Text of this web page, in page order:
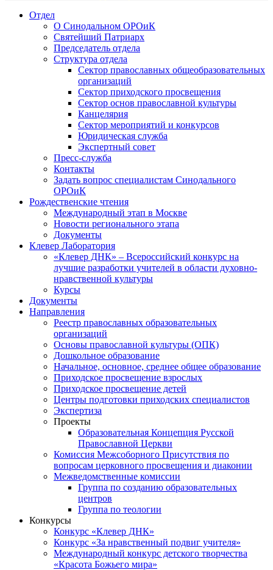
Отдел
О Синодальном ОРОиК
Святейший Патриарх
Председатель отдела
Структура отдела
Сектор православных общеобразовательных
организаций
Сектор приходского просвещения
Сектор основ православной культуры
Канцелярия
Сектор мероприятий и конкурсов
Юридическая служба
Экспертный совет
Пресс-служба
Контакты
Задать вопрос специалистам Синодального
ОРОиК
Рождественские чтения
Международный этап в Москве
Новости регионального этапа
Документы
Клевер Лаборатория
«Клевер ДНК» – Всероссийский конкурс на
лучшие разработки учителей в области духовно-
нравственной культуры
Курсы
Документы
Направления
Реестр православных образовательных
организаций
Основы православной культуры (ОПК)
Дошкольное образование
Начальное, основное, среднее общее образование
Приходское просвещение взрослых
Приходское просвещение детей
Центры подготовки приходских специалистов
Экспертиза
Проекты
Образовательная Концепция Русской
Православной Церкви
Комиссия Межсоборного Присутствия по
вопросам церковного просвещения и диаконии
Межведомственные комиссии
Группа по созданию образовательных
центров
Группа по теологии
Конкурсы
Конкурс «Клевер ДНК»
Конкурс «За нравственный подвиг учителя»
Международный конкурс детского творчества
«Красота Божьего мира»